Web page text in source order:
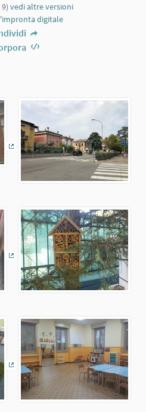
vedi altre versioni
digitale
(Collegamento esterno)
(Collegamento esterno)
(Collegamento esterno)